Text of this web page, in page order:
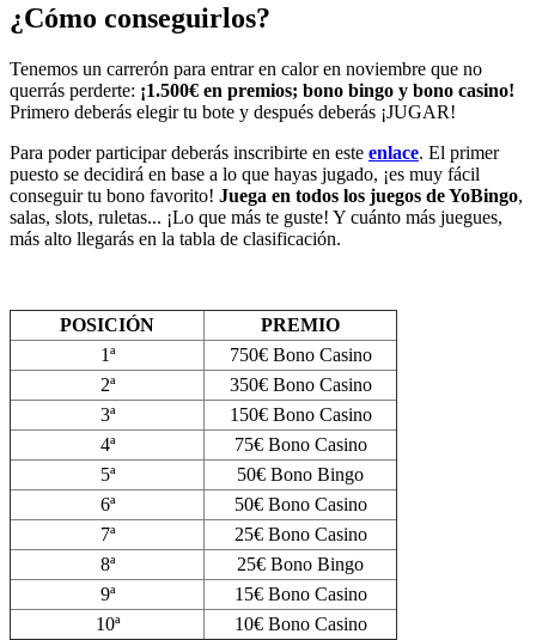
¿Cómo conseguirlos?
Tenemos un carrerón para entrar en calor en noviembre que no
querrás perderte: ¡1.500€ en premios; bono bingo y bono casino!
Primero deberás elegir tu bote y después deberás ¡JUGAR!
Para poder participar deberás inscribirte en este enlace. El primer
puesto se decidirá en base a lo que hayas jugado, ¡es muy fácil
conseguir tu bono favorito! Juega en todos los juegos de YoBingo,
salas, slots, ruletas... ¡Lo que más te guste! Y cuánto más juegues,
más alto llegarás en la tabla de clasificación.
POSICIÓN
PREMIO
1ª
750€ Bono Casino
2ª
350€ Bono Casino
3ª
150€ Bono Casino
4ª
75€ Bono Casino
5ª
50€ Bono Bingo
6ª
50€ Bono Casino
7ª
25€ Bono Casino
8ª
25€ Bono Bingo
9ª
15€ Bono Casino
10ª
10€ Bono Casino